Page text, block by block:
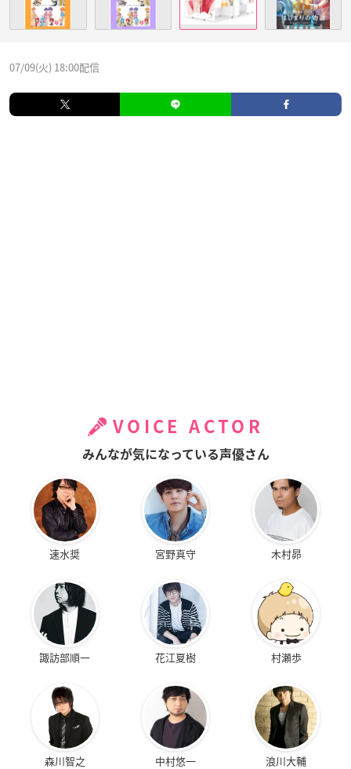
07/09(火) 18:00配信
VOICE ACTOR
みんなが気になっている声優さん
速水奨 宮野真守 木村昴
諏訪部順一 花江夏樹 村瀬歩
森川智之 中村悠一 浪川大輔